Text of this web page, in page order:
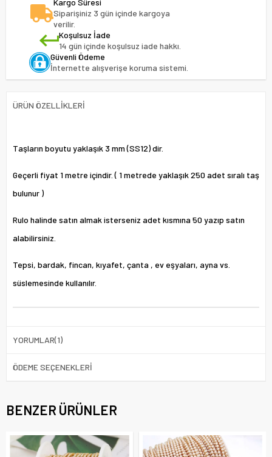
Kargo Süresi
Siparişiniz 3 gün içinde kargoya
verilir.
Koşulsuz İade
14 gün içinde koşulsuz iade hakkı.
Güvenli Ödeme
İnternette alışverişe koruma sistemi.
ÜRÜN ÖZELLIKLERI
Taşların boyutu yaklaşık 3 mm (SS12) dir.
Geçerli fiyat 1 metre içindir. ( 1 metrede yaklaşık 250 adet sıralı taş
bulunur )
Rulo halinde satın almak isterseniz adet kısmına 50 yazıp satın
alabilirsiniz.
Tepsi, bardak, fincan, kıyafet, çanta , ev eşyaları, ayna vs.
süslemesinde kullanılır.
YORUMLAR(1)
ÖDEME SEÇENEKLERI
BENZER ÜRÜNLER